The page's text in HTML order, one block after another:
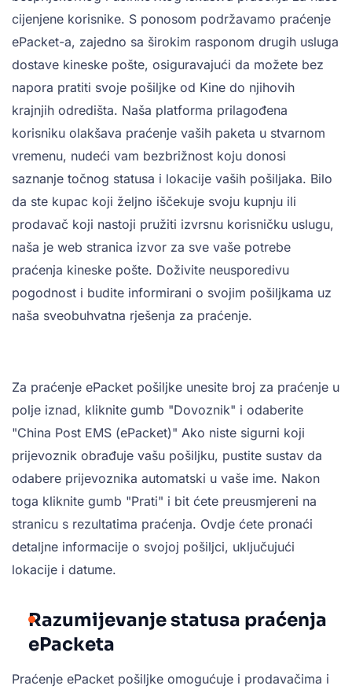
cijenjene korisnike. S ponosom podržavamo praćenje
ePacket-a, zajedno sa širokim rasponom drugih usluga
dostave kineske pošte, osiguravajući da možete bez
napora pratiti svoje pošiljke od Kine do njihovih
krajnjih odredišta. Naša platforma prilagođena
korisniku olakšava praćenje vaših paketa u stvarnom
vremenu, nudeći vam bezbrižnost koju donosi
saznanje točnog statusa i lokacije vaših pošiljaka. Bilo
da ste kupac koji željno iščekuje svoju kupnju ili
prodavač koji nastoji pružiti izvrsnu korisničku uslugu,
naša je web stranica izvor za sve vaše potrebe
praćenja kineske pošte. Doživite neusporedivu
pogodnost i budite informirani o svojim pošiljkama uz
naša sveobuhvatna rješenja za praćenje.
Za praćenje ePacket pošiljke unesite broj za praćenje u
polje iznad, kliknite gumb "Dovoznik" i odaberite
"China Post EMS (ePacket)" Ako niste sigurni koji
prijevoznik obrađuje vašu pošiljku, pustite sustav da
odabere prijevoznika automatski u vaše ime. Nakon
toga kliknite gumb "Prati" i bit ćete preusmjereni na
stranicu s rezultatima praćenja. Ovdje ćete pronaći
detaljne informacije o svojoj pošiljci, uključujući
lokacije i datume.
Razumijevanje statusa praćenja
ePacketa
Praćenje ePacket pošiljke omogućuje i prodavačima i